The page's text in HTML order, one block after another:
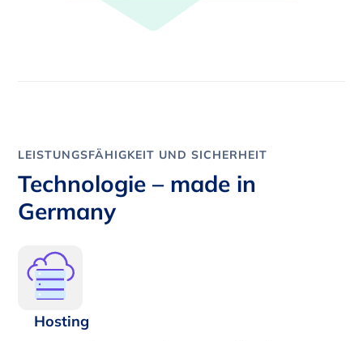
LEISTUNGSFÄHIGKEIT UND SICHERHEIT
Technologie – made in
Germany
Hosting